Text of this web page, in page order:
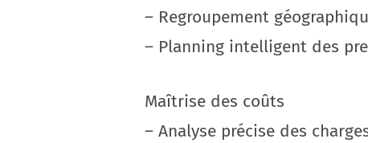
– Regroupement
– Planning intelligent des
Maîtrise des coûts
– Analyse précise des